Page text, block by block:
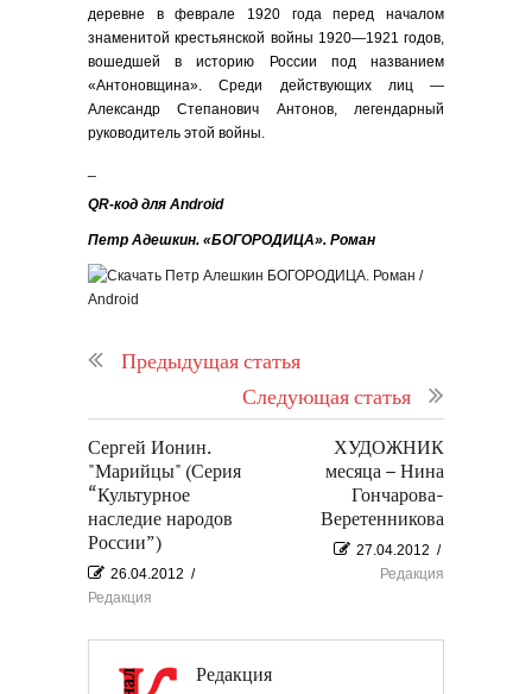
деревне в феврале 1920 года перед началом
знаменитой крестьянской войны 1920—1921 годов,
вошедшей в историю России под названием
«Антоновщина». Среди действующих лиц —
Александр Степанович Антонов, легендарный
руководитель этой войны.
QR-код для Android
Петр Адешкин. «БОГОРОДИЦА». Роман
Предыдущая статья
Следующая статья
Сергей Ионин.
"Марийцы" (Серия
“Культурное
наследие народов
России”)
26.04.2012 /
Редакция
ХУДОЖНИК
месяца – Нина
Гончарова-
Веретенникова
27.04.2012 /
Редакция
Редакция